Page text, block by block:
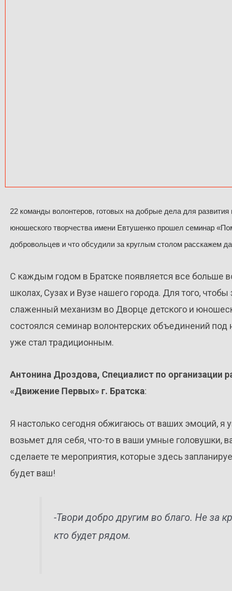
22 команды волонтеров, готовых на добрые дела для
юношеского творчества имени Евтушенко прошел семинар
добровольцев и что обсудили за круглым столом расскажем
С каждым годом в Братске появляется все больше
школах, Сузах и Вузе нашего города. Для того,
слаженный механизм во Дворце детского и
состоялся семинар волонтерских объединений
уже стал традиционным.
Антонина Дроздова, Специалист по организации
«Движение Первых» г. Братска:
Я настолько сегодня обжигаюсь от ваших эмоций,
возьмет для себя, что-то в ваши умные головушки,
сделаете те мероприятия, которые здесь
будет ваш!
-Твори добро другим во благо. Не за
кто будет рядом.